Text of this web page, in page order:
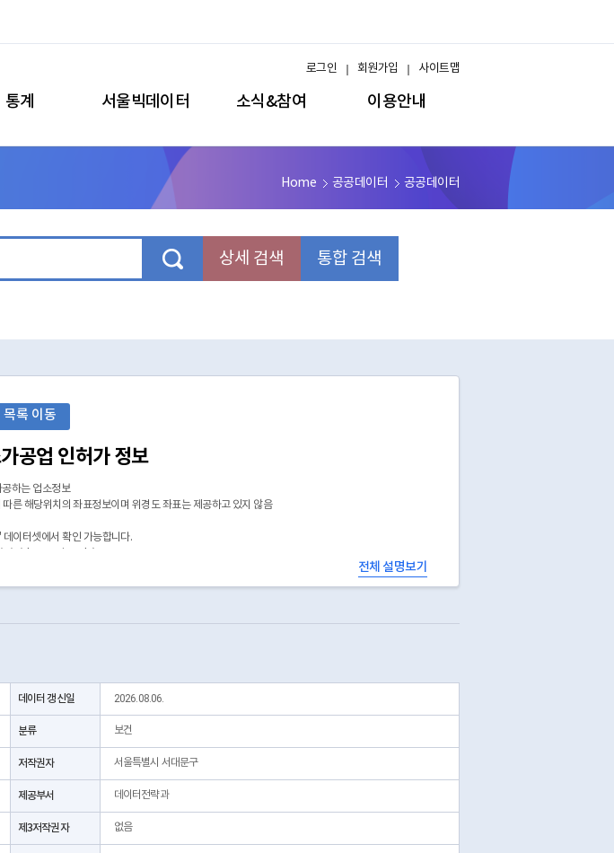
통계 서울빅데이터 소식&참여 이용안내
로그인 회원가입 사이트맵
Home 공공데이터 공공데이터
상세 검색 통합 검색
목록 이동
공업 인허가 정보
하는 업소정보
른 해당위치의 좌표정보이며 위경도 좌표는 제공하고 있지 않음
이터셋에서 확인 가능합니다.
전체 설명보기
데이터 갱신일 2026.08.06.
분류 보건
저작권자 서울특별시 서대문구
제공부서 데이터전략과
제3저작권자 없음